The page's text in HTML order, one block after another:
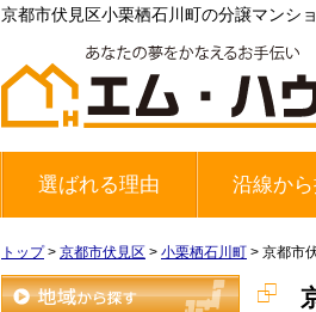
京都市伏見区小栗栖石川町の分譲マンシ
選ばれる理由 沿線か
地下鉄東西
JR奈良線
京阪宇治線
トップ> 京都市伏見区 > 小栗栖石川町 > 京都市